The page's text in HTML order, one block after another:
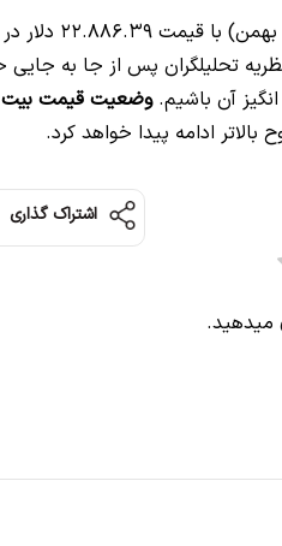
آن باشیم.وضعیت قیمت بیت
ادامه پیدا خواهد کرد.
میدهید.
اشتراک گذاری